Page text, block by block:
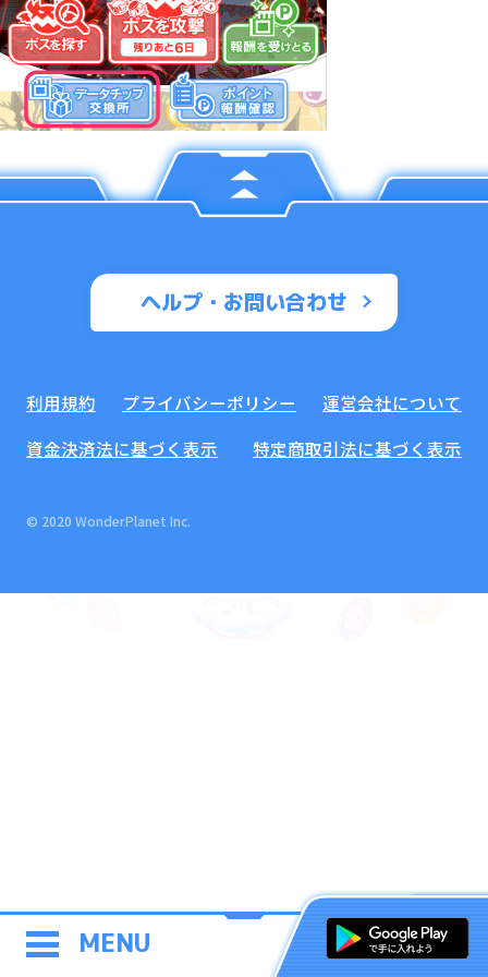
MENU
ヘルプ・お問い合わせ
利用規約 プライバシーポリシー
運営会社について
資金決済法に基づく表示
特定商取引法に基づく表示
© 2020 WonderPlanet Inc.